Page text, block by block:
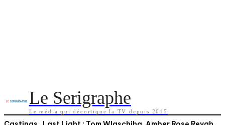
Le Serigraphe
Le média qui décortique la TV depuis 2015